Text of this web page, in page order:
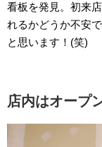
看板を発見。初来
れるかどうか不安
と思います！(笑)
店内はオープ